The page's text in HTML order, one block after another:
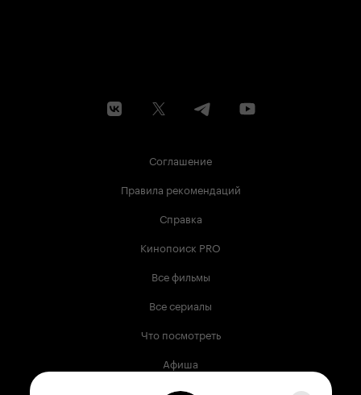
Соглашение
Правила рекомендаций
Справка
Кинопоиск PRO
Все фильмы
Все сериалы
Что посмотреть
Афиша
Музыка